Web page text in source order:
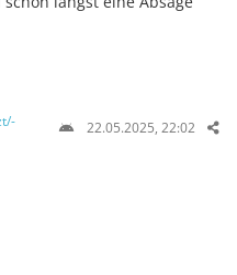
22.05.2025, 22:02